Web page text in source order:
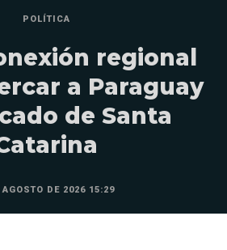
POLÍTICA
regional
a Paraguay
de Santa
AGOSTO DE 2026 15:29